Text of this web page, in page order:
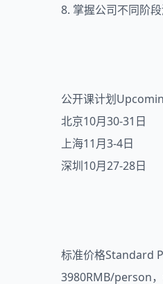
8. 掌握公司不同阶
公开课计划
北京10月30-31日
上海11月3-4日
深圳10月27-28日
标准价格Standard
3980RMB/person